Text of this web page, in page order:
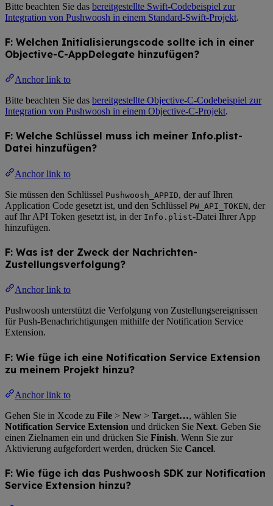
Bitte beachten Sie das bereitgestellte Swift-Codebeispiel zur
Integration von Pushwoosh in einem Standard-Swift-Projekt.
F: Welchen Initialisierungscode sollte ich in einer
Objective-C-AppDelegate hinzufügen?
Anchor link to
Bitte beachten Sie das bereitgestellte Objective-C-Codebeispiel zur
Integration von Pushwoosh in einem Objective-C-Projekt.
F: Welche Schlüssel muss ich meiner Info.plist-
Datei hinzufügen?
Anchor link to
Sie müssen den Schlüssel Pushwoosh_APPID, der auf Ihren
Application Code gesetzt ist, und den Schlüssel PW_API_TOKEN, der
auf Ihr API Token gesetzt ist, in der Info.plist-Datei Ihrer App
hinzufügen.
F: Was ist der Zweck der Nachrichten-
Zustellungsverfolgung?
Anchor link to
Pushwoosh unterstützt die Verfolgung von Zustellungsereignissen
für Push-Benachrichtigungen mithilfe der Notification Service
Extension.
F: Wie füge ich eine Notification Service Extension
zu meinem Projekt hinzu?
Anchor link to
Gehen Sie in Xcode zu File > New > Target…, wählen Sie
Notification Service Extension und drücken Sie Next. Geben Sie
einen Zielnamen ein und drücken Sie Finish. Wenn Sie zur
Aktivierung aufgefordert werden, drücken Sie Cancel.
F: Wie füge ich das Pushwoosh SDK zur Notification
Service Extension hinzu?